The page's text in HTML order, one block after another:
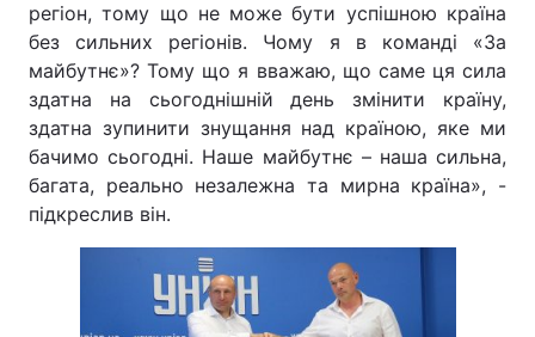
регіон, тому що не може бути успішною країна
без сильних регіонів. Чому я в команді «За
майбутнє»? Тому що я вважаю, що саме ця сила
здатна на сьогоднішній день змінити країну,
здатна зупинити знущання над країною, яке ми
бачимо сьогодні. Наше майбутнє – наша сильна,
багата, реально незалежна та мирна країна», -
підкреслив він.